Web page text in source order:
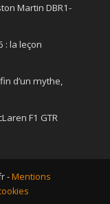
Martin DBR1-
: la leçon
d’un mythe,
F1 GTR
-Mentions